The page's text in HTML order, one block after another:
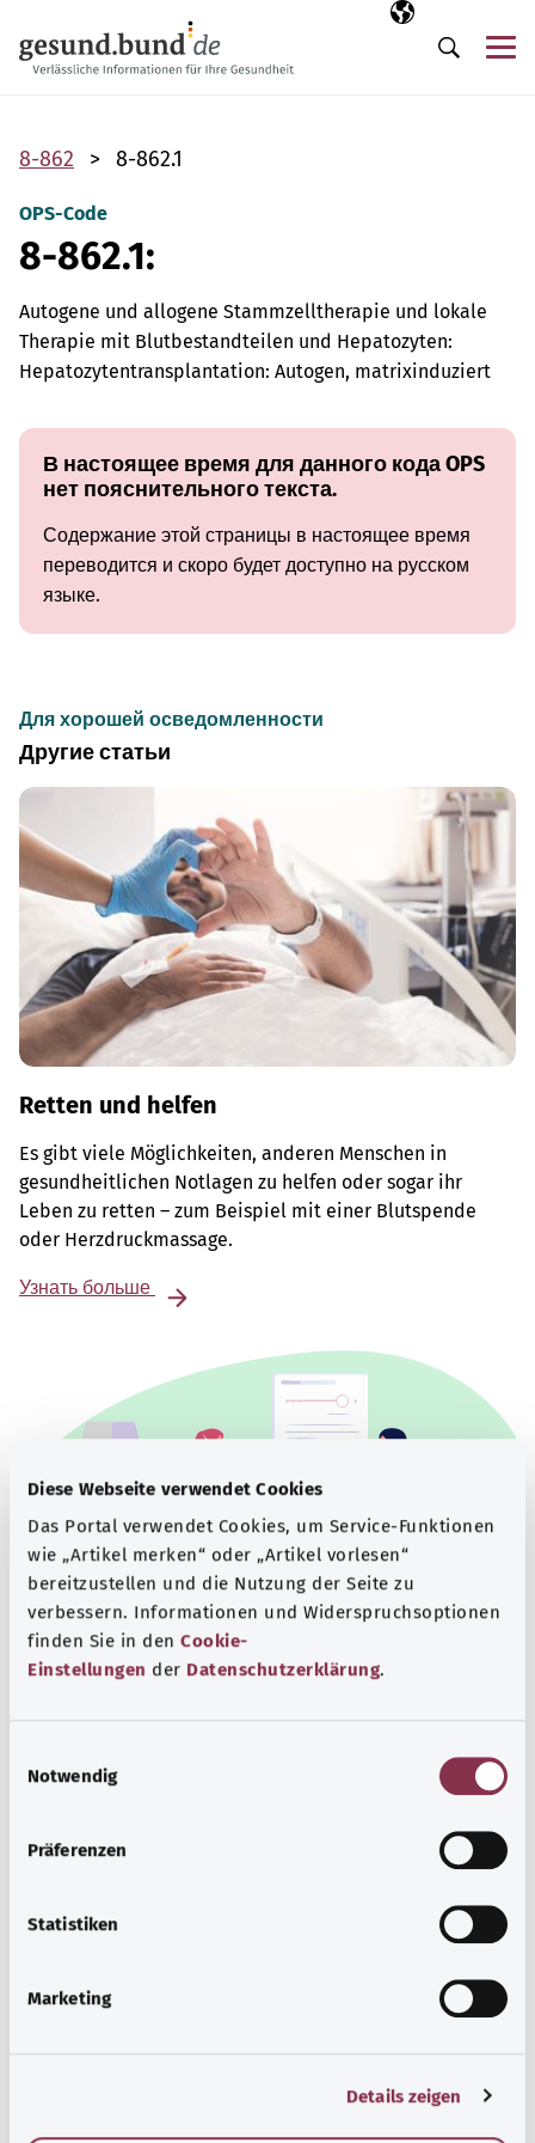
Diese Webseite verwendet Cookies
Das Portal verwendet Cookies, um Service-Funktionen
wie „Artikel merken“ oder „Artikel vorlesen“
bereitzustellen und die Nutzung der Seite zu
verbessern. Informationen und Widerspruchsoptionen
finden Sie in den Cookie-
Einstellungen der Datenschutzerklärung.
Notwendig
Präferenzen
Statistiken
Marketing
Details zeigen
Выбранный
RU
Поиск
8-862 8-862.1
OPS-Code
8-862.1:
Autogene und allogene Stammzelltherapie und lokale
Therapie mit Blutbestandteilen und Hepatozyten:
Hepatozytentransplantation: Autogen, matrixinduziert
В настоящее время для данного кода OPS
нет пояснительного текста.
Содержание этой страницы в настоящее время
переводится и скоро будет доступно на русском
языке.
Для хорошей осведомленности
Другие статьи
Retten und helfen
Es gibt viele Möglichkeiten, anderen Menschen in
gesundheitlichen Notlagen zu helfen oder sogar ihr
Leben zu retten – zum Beispiel mit einer Blutspende
oder Herzdruckmassage.
Узнать больше
Beratung und Hilfe
Eine Auswahl verschiedener Beratungs- und
Gesundheitsthemen.